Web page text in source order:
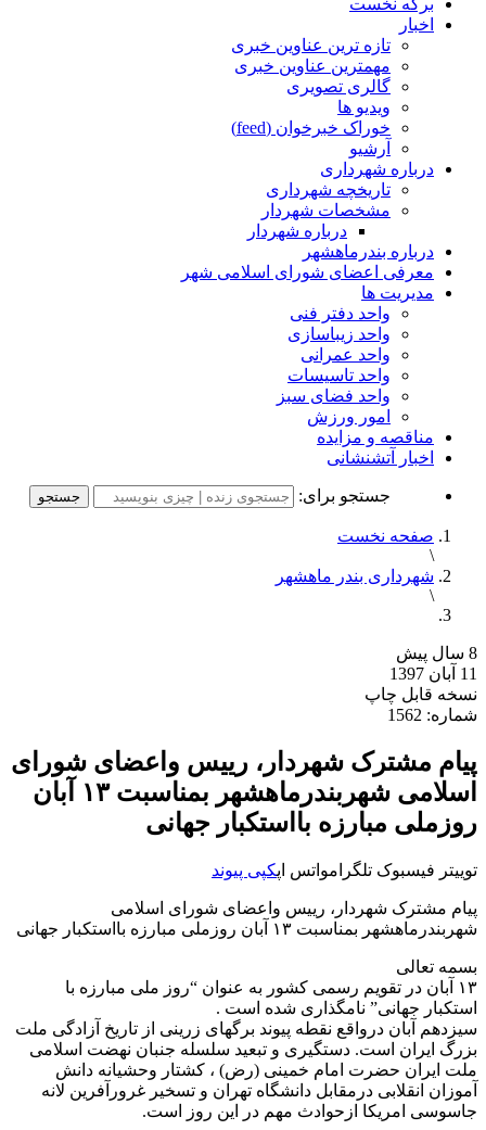
اخبار
تازه ترین عناوین خبری
مهمترین عناوین خبری
گالری تصویری
ویدیو ها
خوراک خبرخوان (feed)
آرشیو
درباره شهرداری
تاریخچه شهرداری
مشخصات شهردار
درباره شهردار
درباره بندرماهشهر
معرفی اعضای شورای اسلامی شهر
مدیریت ها
واحد دفتر فنی
واحد زیباسازی
واحد عمرانی
واحد تاسیسات
واحد فضای سبز
امور ورزش
مناقصه و مزایده
اخبار آتشنشانی
جستجو برای:
صفحه نخست
\
شهرداری بندر ماهشهر
\
8 سال پیش
11 آبان 1397
نسخه قابل چاپ
شماره: 1562
پیام مشترک شهردار، رییس واعضای شورای
اسلامی شهربندرماهشهر بمناسبت ۱۳ آبان
روزملی مبارزه بااستکبار جهانی
توییتر فیسبوک تلگرامواتس اپکپی پیوند
پیام مشترک شهردار، رییس واعضای شورای اسلامی
شهربندرماهشهر بمناسبت ۱۳ آبان روزملی مبارزه بااستکبار جهانی
بسمه تعالی
۱۳ آبان در تقویم رسمی کشور به عنوان “روز ملی مبارزه با
استکبار جهانی” نامگذاری شده است .
سیزدهم آبان درواقع نقطه پیوند برگهای زرینی از تاریخ آزادگی ملت
بزرگ ایران است. دستگیری و تبعید سلسله جنبان نهضت اسلامی
ملت ایران حضرت امام خمینی (رض) ، کشتار وحشیانه دانش
آموزان انقلابی درمقابل دانشگاه تهران و تسخیر غرورآفرین لانه
جاسوسی امریکا ازحوادث مهم در این روز است.